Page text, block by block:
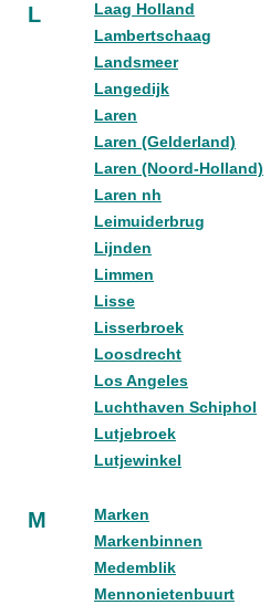
L
Laag Holland
Lambertschaag
Landsmeer
Langedijk
Laren
Laren (Gelderland)
Laren (Noord-Holland)
Laren nh
Leimuiderbrug
Lijnden
Limmen
Lisse
Lisserbroek
Loosdrecht
Los Angeles
Luchthaven Schiphol
Lutjebroek
Lutjewinkel
M
Marken
Markenbinnen
Medemblik
Mennonietenbuurt